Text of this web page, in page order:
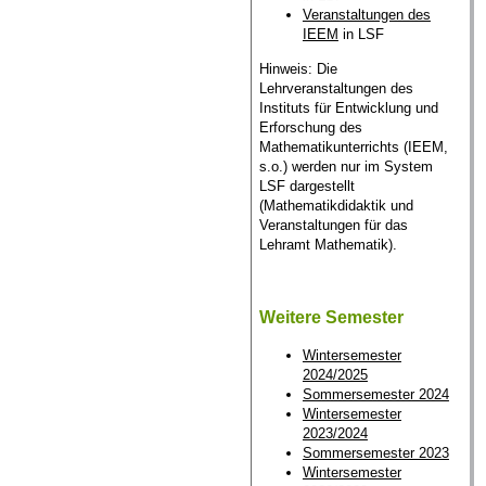
Veranstaltungen des
IEEM in LSF
Hinweis: Die
Lehrveranstaltungen des
Instituts für Entwicklung und
Erforschung des
Mathematikunterrichts (IEEM,
s.o.) werden nur im System
LSF dargestellt
(Mathematikdidaktik und
Veranstaltungen für das
Lehramt Mathematik).
Weitere Semester
Wintersemester
2024/2025
Sommersemester 2024
Wintersemester
2023/2024
Sommersemester 2023
Wintersemester